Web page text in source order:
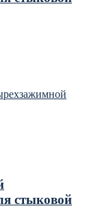
стыковой